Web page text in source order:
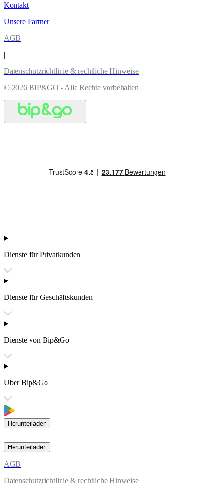
Kontakt
Unsere Partner
AGB
|
Datenschutzrichtlinie & rechtliche Hinweise
© 2026 BIP&GO - Alle Rechte vorbehalten
Dienste für Privatkunden
Dienste für Geschäftskunden
Dienste von Bip&Go
Über Bip&Go
Herunterladen
Herunterladen
AGB
Datenschutzrichtlinie & rechtliche Hinweise